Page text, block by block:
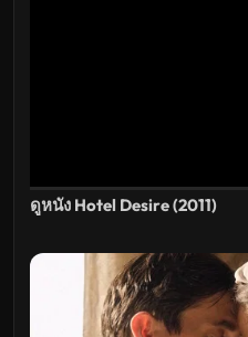
ดูหนัง Hotel Desire (2011)